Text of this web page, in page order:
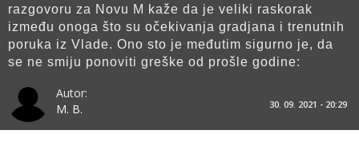
razgovoru za Novu M kaže da je veliki raskorak
između onoga što su očekivanja gradjana i trenutnih
poruka iz Vlade. Ono sto je međutim sigurno je, da
se ne smiju ponoviti greške od prošle godine:
Autor:
M. B.
30. 09. 2021 - 20:29